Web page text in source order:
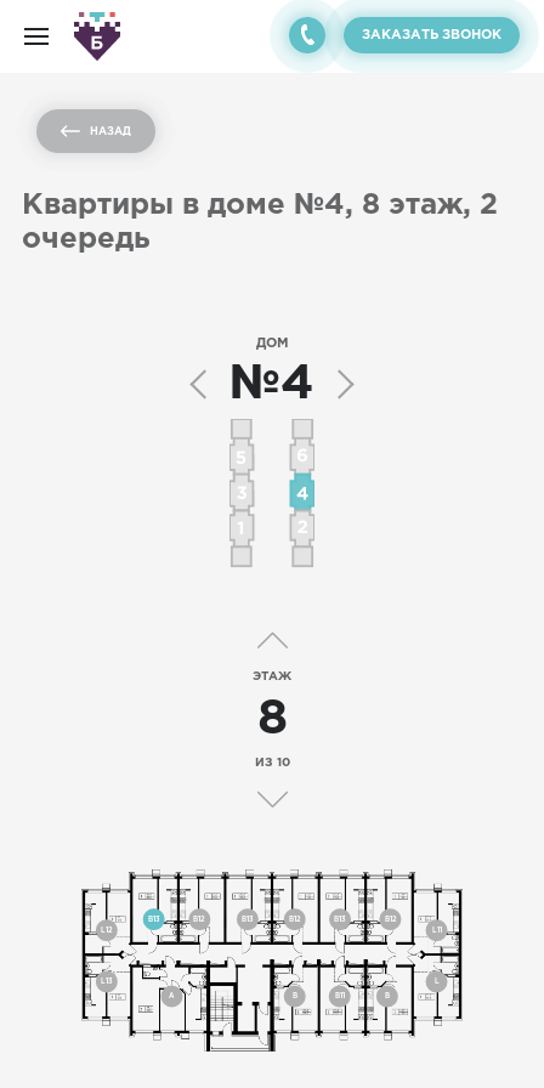
ЗАКАЗАТЬ ЗВОНОК
НАЗАД
A
L13
L12
B13 B12 B13 B12 B13
B12
L11
B
B11
B
ЭТАЖ
8
ИЗ 10
Квартиры в доме №4, 8 этаж, 2
очередь
ДОМ
№4